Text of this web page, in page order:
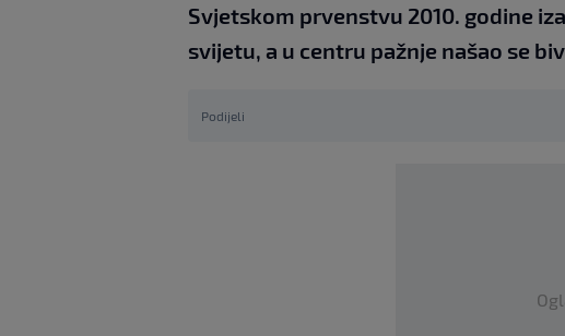
Svjetskom prvenstvu 2010. godine
svijetu, a u centru pažnje našao se
Podijeli